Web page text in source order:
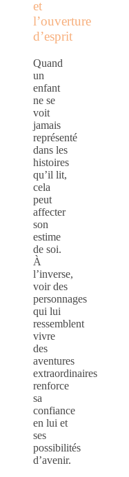
et
l’ouverture
d’esprit
Quand
un
enfant
ne se
voit
jamais
représenté
dans les
histoires
qu’il lit,
cela
peut
affecter
son
estime
de soi.
À
l’inverse,
voir des
personnages
qui lui
ressemblent
vivre
des
aventures
extraordinaires
renforce
sa
confiance
en lui et
ses
possibilités
d’avenir.